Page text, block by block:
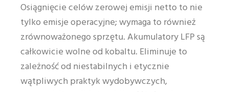
Osiągnięcie celów zerowej emisji netto to nie
tylko emisje operacyjne; wymaga to również
zrównoważonego sprzętu. Akumulatory LFP są
całkowicie wolne od kobaltu. Eliminuje to
zależność od niestabilnych i etycznie
wątpliwych praktyk wydobywczych,